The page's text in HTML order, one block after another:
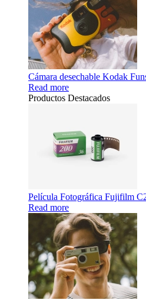
Cámara desechable Kodak
Read more
Productos Destacados
Película Fotográfica Fujifilm
Read more